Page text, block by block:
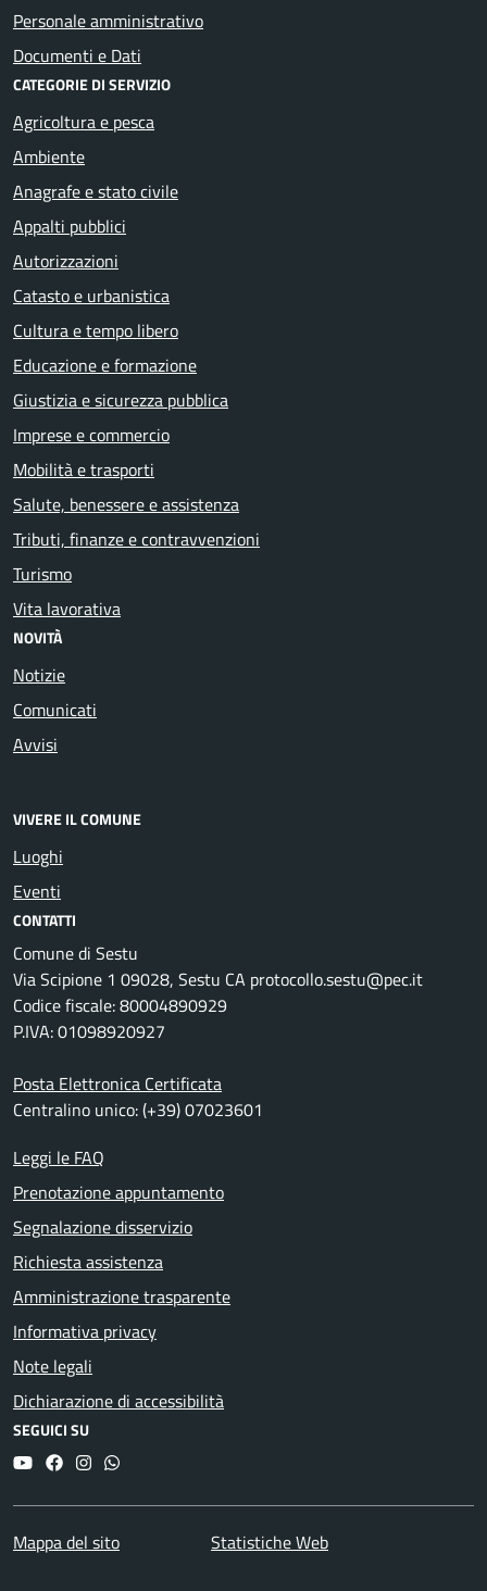
Personale amministrativo
Documenti e Dati
CATEGORIE DI SERVIZIO
Agricoltura e pesca
Ambiente
Anagrafe e stato civile
Appalti pubblici
Autorizzazioni
Catasto e urbanistica
Cultura e tempo libero
Educazione e formazione
Giustizia e sicurezza pubblica
Imprese e commercio
Mobilità e trasporti
Salute, benessere e assistenza
Tributi, finanze e contravvenzioni
Turismo
Vita lavorativa
NOVITÀ
Notizie
Comunicati
Avvisi
VIVERE IL COMUNE
Luoghi
Eventi
CONTATTI
Comune di Sestu
Via Scipione 1 09028, Sestu CA protocollo.sestu@pec.it
Codice fiscale: 80004890929
P.IVA: 01098920927
Posta Elettronica Certificata
Centralino unico: (+39) 07023601
Leggi le FAQ
Prenotazione appuntamento
Segnalazione disservizio
Richiesta assistenza
Amministrazione trasparente
Informativa privacy
Note legali
Dichiarazione di accessibilità
SEGUICI SU
YouTubeFacebookInstagram
Whatsapp
Mappa del sito Statistiche Web